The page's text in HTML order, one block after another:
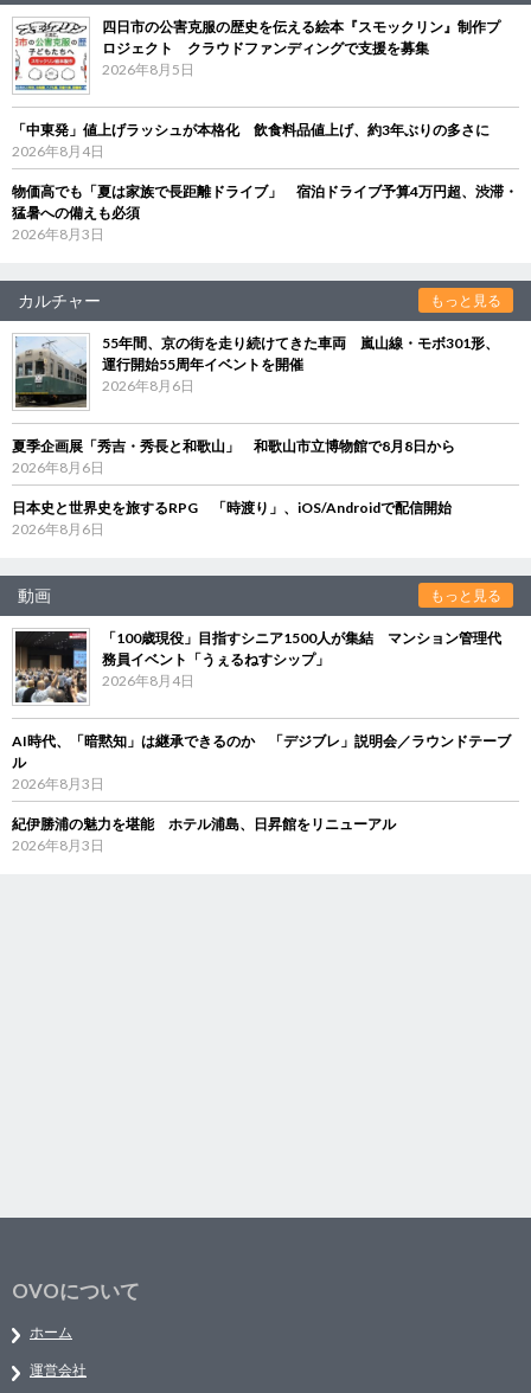
四日市の公害克服の歴史を伝える絵本『スモックリン』制作プ
ロジェクト クラウドファンディングで支援を募集
2026年8月5日
「中東発」値上げラッシュが本格化 飲食料品値上げ、約3年ぶりの多さに
2026年8月4日
物価高でも「夏は家族で長距離ドライブ」 宿泊ドライブ予算4万円超、渋滞・
猛暑への備えも必須
2026年8月3日
カルチャー もっと見る
55年間、京の街を走り続けてきた車両 嵐山線・モボ301形、
運行開始55周年イベントを開催
2026年8月6日
夏季企画展「秀吉・秀長と和歌山」 和歌山市立博物館で8月8日から
2026年8月6日
日本史と世界史を旅するRPG 「時渡り」、iOS/Androidで配信開始
2026年8月6日
動画 もっと見る
「100歳現役」目指すシニア1500人が集結 マンション管理代
務員イベント「うぇるねすシップ」
2026年8月4日
AI時代、「暗黙知」は継承できるのか 「デジブレ」説明会／ラウンドテーブ
ル
2026年8月3日
紀伊勝浦の魅力を堪能 ホテル浦島、日昇館をリニューアル
2026年8月3日
OVOについて
ホーム
運営会社